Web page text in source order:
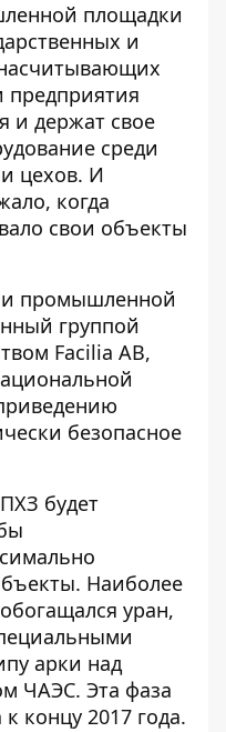
площадки
и
предприятия
и держат свое
среди
цехов. И
когда
свои объекты
промышленной
группой
Facilia AB,
безопасное
будет
Наиболее
уран,
арки над
ЧАЭС. Эта фаза
концу 2017 года.